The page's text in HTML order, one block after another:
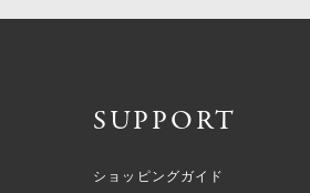
SUPPORT
ショッピングガイド